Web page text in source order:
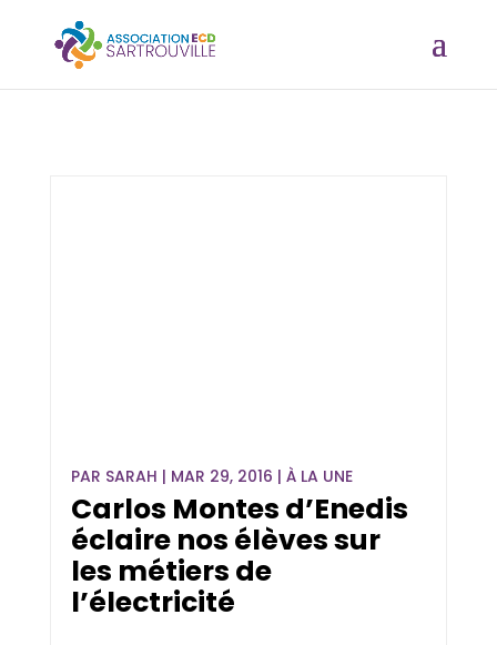
PAR SARAH | MAR 29, 2016 |À LA UNE
Carlos Montes d’Enedis
éclaire nos élèves sur
les métiers de
l’électricité